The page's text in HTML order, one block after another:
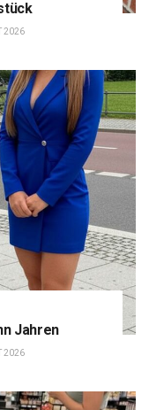
2026
Jahren
2026